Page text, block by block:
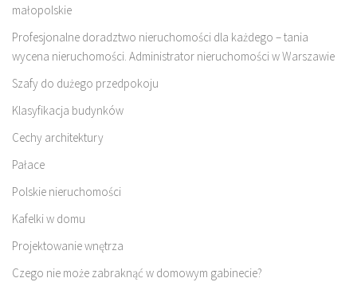
małopolskie
Profesjonalne doradztwo nieruchomości dla każdego – tania
wycena nieruchomości. Administrator nieruchomości w Warszawie
Szafy do dużego przedpokoju
Klasyfikacja budynków
Cechy architektury
Pałace
Polskie nieruchomości
Kafelki w domu
Projektowanie wnętrza
Czego nie może zabraknąć w domowym gabinecie?